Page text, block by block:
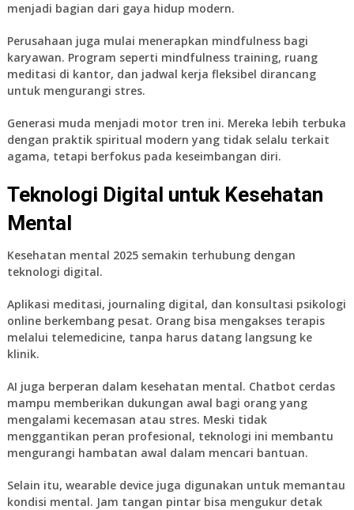
menjadi bagian dari gaya hidup modern.
Perusahaan juga mulai menerapkan mindfulness bagi
karyawan. Program seperti mindfulness training, ruang
meditasi di kantor, dan jadwal kerja fleksibel dirancang
untuk mengurangi stres.
Generasi muda menjadi motor tren ini. Mereka lebih terbuka
dengan praktik spiritual modern yang tidak selalu terkait
agama, tetapi berfokus pada keseimbangan diri.
Teknologi Digital untuk Kesehatan
Mental
Kesehatan mental 2025 semakin terhubung dengan
teknologi digital.
Aplikasi meditasi, journaling digital, dan konsultasi psikologi
online berkembang pesat. Orang bisa mengakses terapis
melalui telemedicine, tanpa harus datang langsung ke
klinik.
AI juga berperan dalam kesehatan mental. Chatbot cerdas
mampu memberikan dukungan awal bagi orang yang
mengalami kecemasan atau stres. Meski tidak
menggantikan peran profesional, teknologi ini membantu
mengurangi hambatan awal dalam mencari bantuan.
Selain itu, wearable device juga digunakan untuk memantau
kondisi mental. Jam tangan pintar bisa mengukur detak